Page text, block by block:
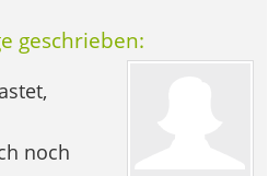
geschrieben:
noch